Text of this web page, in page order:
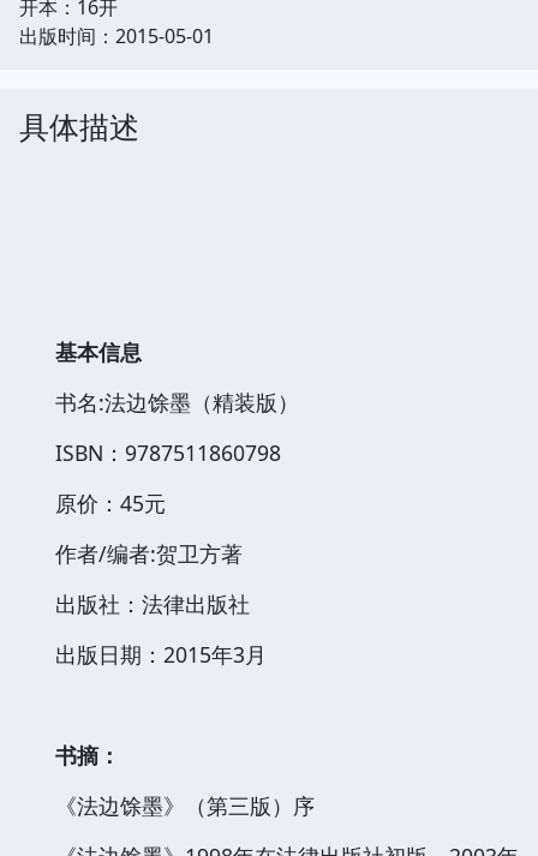
开本：16开
出版时间：2015-05-01
具体描述
基本信息
书名:法边馀墨（精装版）
ISBN：9787511860798
原价：45元
作者/编者:贺卫方著
出版社：法律出版社
出版日期：2015年3月
书摘：
《法边馀墨》（第三版）序